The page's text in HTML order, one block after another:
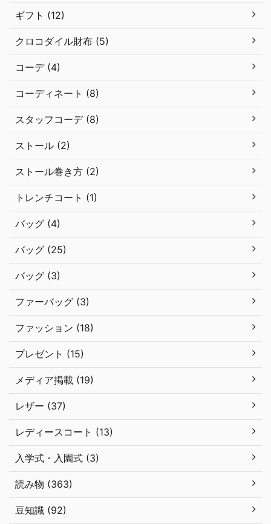
ギフト (12)
クロコダイル財布 (5)
コーデ (4)
コーディネート (8)
スタッフコーデ (8)
ストール (2)
ストール巻き方 (2)
トレンチコート (1)
バッグ (4)
バッグ (25)
バッグ (3)
ファーバッグ (3)
ファッション (18)
プレゼント (15)
メディア掲載 (19)
レザー (37)
レディースコート (13)
入学式・入園式 (3)
読み物 (363)
豆知識 (92)